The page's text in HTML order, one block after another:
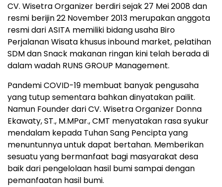
CV. Wisetra Organizer berdiri sejak 27 Mei 2008 dan
resmi berijin 22 November 2013 merupakan anggota
resmi dari ASITA memiliki bidang usaha Biro
Perjalanan Wisata khusus inbound market, pelatihan
SDM dan Snack makanan ringan kini telah berada di
dalam wadah RUNS GROUP Management.
Pandemi COVID-19 membuat banyak pengusaha
yang tutup sementara bahkan dinyatakan pailit.
Namun Founder dari CV. Wisetra Organizer Donna
Ekawaty, ST., M.MPar., CMT menyatakan rasa syukur
mendalam kepada Tuhan Sang Pencipta yang
menuntunnya untuk dapat bertahan. Memberikan
sesuatu yang bermanfaat bagi masyarakat desa
baik dari pengelolaan hasil bumi sampai dengan
pemanfaatan hasil bumi.